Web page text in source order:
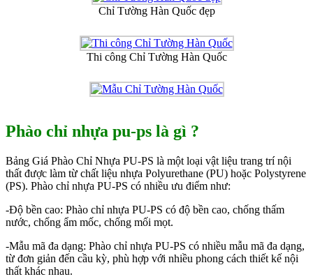
Chỉ Tường Hàn Quốc đẹp
Thi công Chỉ Tường Hàn Quốc
Phào chỉ nhựa pu-ps là gì ?
Bảng Giá Phào Chỉ Nhựa PU-PS là một loại vật liệu trang trí nội
thất được làm từ chất liệu nhựa Polyurethane (PU) hoặc Polystyrene
(PS). Phào chỉ nhựa PU-PS có nhiều ưu điểm như:
-Độ bền cao: Phào chỉ nhựa PU-PS có độ bền cao, chống thấm
nước, chống ẩm mốc, chống mối mọt.
-Mẫu mã đa dạng: Phào chỉ nhựa PU-PS có nhiều mẫu mã đa dạng,
từ đơn giản đến cầu kỳ, phù hợp với nhiều phong cách thiết kế nội
thất khác nhau.